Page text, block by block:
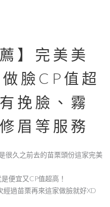
】完美美
臉CP值超
挽臉、霧
眉等服務
很久之前去的苗栗頭份這家完美
便宜又CP值超高！
過苗栗再來這家做臉就好XD